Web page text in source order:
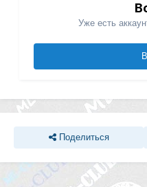
Уже есть
Поделиться